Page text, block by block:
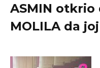
ASMIN otkrio
MOLILA da